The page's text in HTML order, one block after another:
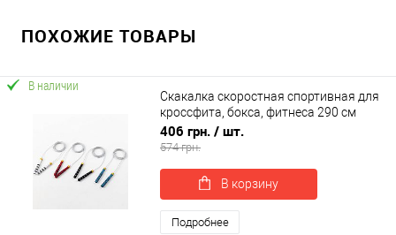
ПОХОЖИЕ ТОВАРЫ
В наличии
Скакалка скоростная спортивная для
кроссфита, бокса, фитнеса 290 см
OSPORT (MS 4614)
406 грн. / шт.
574 грн.
В корзину
Подробнее